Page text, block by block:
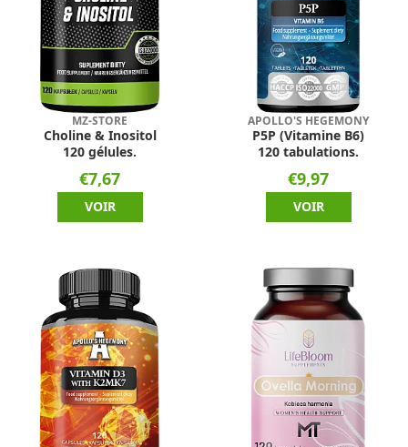
MZ-STORE
Choline & Inositol
120 gélules.
€7,67
VOIR
APOLLO'S HEGEMONY
P5P (Vitamine B6)
120 tabulations.
€9,97
VOIR